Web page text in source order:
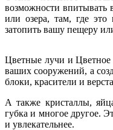
возможности впитывать
или озера, там, где
затопить вашу пещеру
Цветные лучи и Цветное
ваших сооружений, а
блоки, красители и
А также кристаллы,
губка и многое другое.
и увлекательнее.